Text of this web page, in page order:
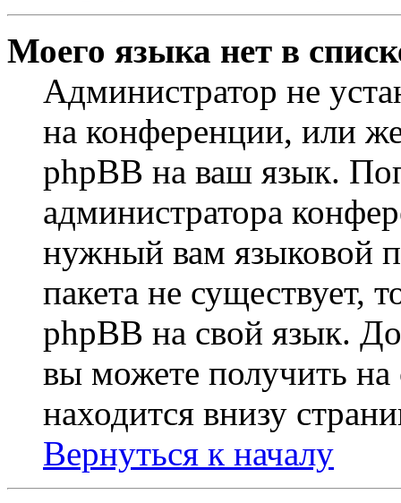
Моего языка нет в
Администратор не
на конференции, или
phpBB на ваш язык.
администратора
нужный вам языковой
пакета не существует,
phpBB на свой язык.
вы можете получить на
находится внизу
Вернуться к началу